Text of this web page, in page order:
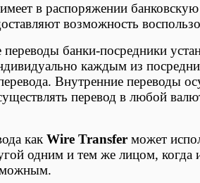
в распоряжении
возможность
банки-посредники
каждым из
Внутренние переводы
перевод в любой
как Wire Transfer может
одним и тем же лицом,